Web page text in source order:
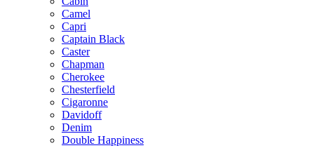
Camel
Capri
Captain Black
Caster
Chapman
Cherokee
Chesterfield
Cigaronne
Davidoff
Denim
Double Happiness